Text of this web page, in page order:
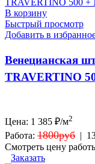
В корзину
Быстрый просмотр
Добавить в
Венецианская
TRAVERTINO
Цена: 1 385 ₽/м2
Работа: 1800руб |
Смотреть цену
Заказать